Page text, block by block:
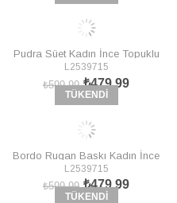
TÜKENDI
Pudra Süet Kadın İnce Topuklu
Stiletto L253971502
L2539715
₺479,99
₺599,99
TÜKENDI
Bordo Rugan Baskı Kadın İnce
Topuklu Stiletto L253971524
L2539715
₺479,99
₺599,99